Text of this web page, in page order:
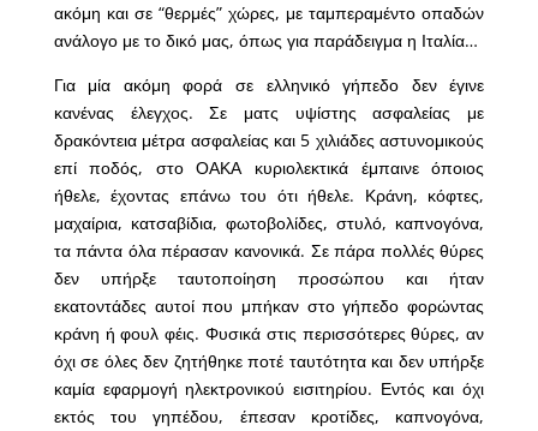
ακόμη και σε “θερμές” χώρες, με ταμπεραμέντο οπαδών
ανάλογο με το δικό μας, όπως για παράδειγμα η Ιταλία…
Για μία ακόμη φορά σε ελληνικό γήπεδο δεν έγινε
κανένας έλεγχος. Σε ματς υψίστης ασφαλείας με
δρακόντεια μέτρα ασφαλείας και 5 χιλιάδες αστυνομικούς
επί ποδός, στο ΟΑΚΑ κυριολεκτικά έμπαινε όποιος
ήθελε, έχοντας επάνω του ότι ήθελε. Κράνη, κόφτες,
μαχαίρια, κατσαβίδια, φωτοβολίδες, στυλό, καπνογόνα,
τα πάντα όλα πέρασαν κανονικά. Σε πάρα πολλές θύρες
δεν υπήρξε ταυτοποίηση προσώπου και ήταν
εκατοντάδες αυτοί που μπήκαν στο γήπεδο φορώντας
κράνη ή φουλ φέις. Φυσικά στις περισσότερες θύρες, αν
όχι σε όλες δεν ζητήθηκε ποτέ ταυτότητα και δεν υπήρξε
καμία εφαρμογή ηλεκτρονικού εισιτηρίου. Εντός και όχι
εκτός του γηπέδου, έπεσαν κροτίδες, καπνογόνα,